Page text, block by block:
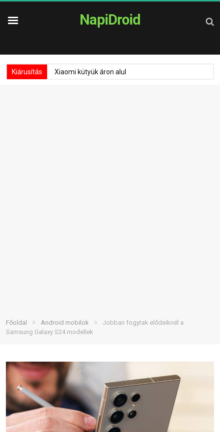
NapiDroid
Kiárusítás Xiaomi kütyük áron alul
Főoldal » Android mobilok »
Jobban fogytak elődeiknél a
Samsung Galaxy S24 modellek